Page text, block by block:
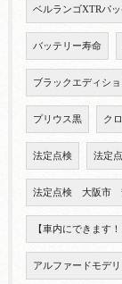
ベルランゴXTRパ
バッテリー寿命
ブラックエディシ
プリウス黒 ク
法定点検 法定
法定点検 大阪市
【車内にできます
アルファードモデ